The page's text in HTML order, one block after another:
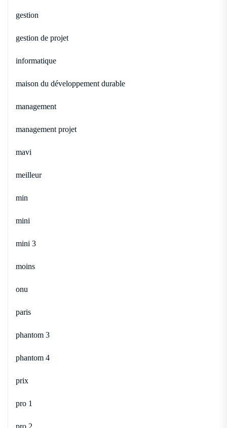
gestion
gestion de projet
informatique
maison du développement durable
management
management projet
mavi
meilleur
min
mini
mini 3
moins
onu
paris
phantom 3
phantom 4
prix
pro 1
pro 2